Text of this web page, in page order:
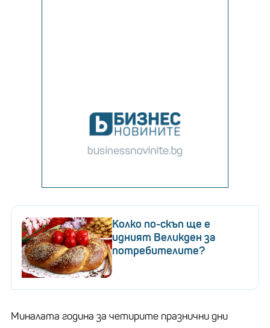
Колко по-скъп ще е
идният Великден за
потребителите?
Миналата година за четирите празнични дни